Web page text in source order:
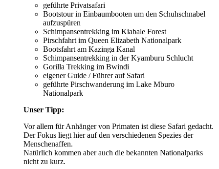
geführte Privatsafari
Bootstour in Einbaumbooten um den Schuhschnabel
aufzuspüren
Schimpansentrekking im Kiabale Forest
Pirschfahrt im Queen Elizabeth Nationalpark
Bootsfahrt am Kazinga Kanal
Schimpansentrekking in der Kyamburu Schlucht
Gorilla Trekking im Bwindi
eigener Guide / Führer auf Safari
geführte Pirschwanderung im Lake Mburo
Nationalpark
Unser Tipp:
Vor allem für Anhänger von Primaten ist diese Safari gedacht.
Der Fokus liegt hier auf den verschiedenen Spezies der
Menschenaffen.
Natürlich kommen aber auch die bekannten Nationalparks
nicht zu kurz.